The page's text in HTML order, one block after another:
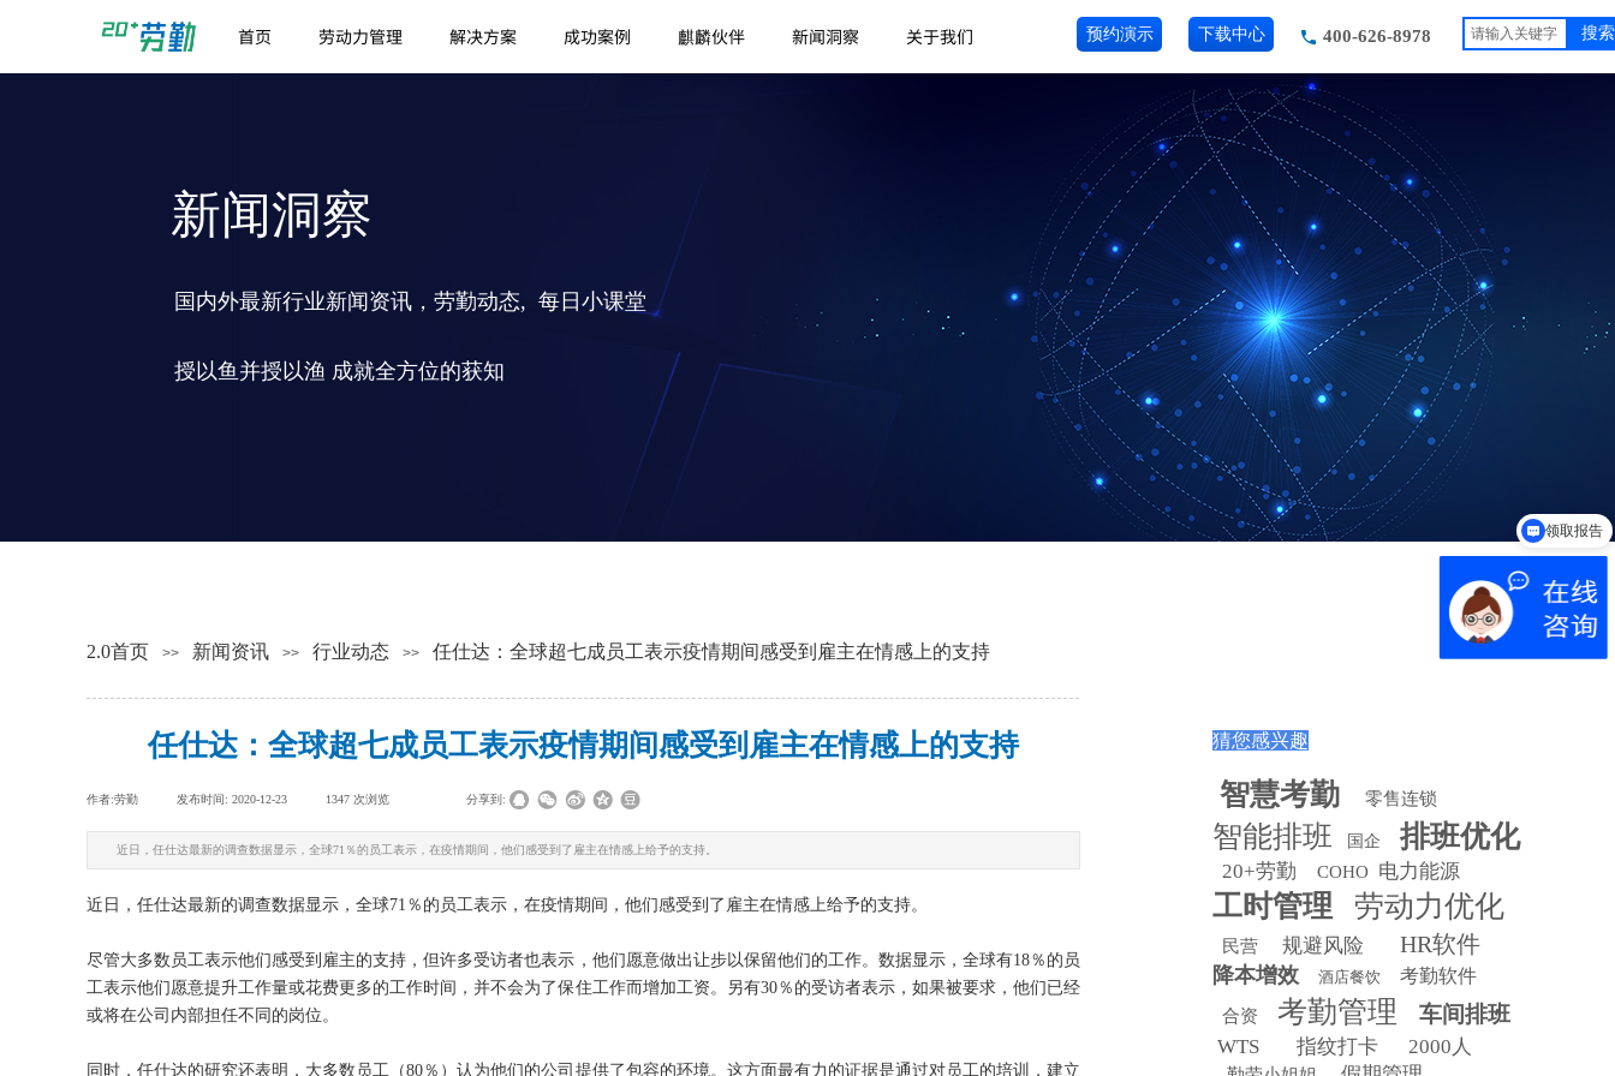
400-626-8978
预约演示 下载中心
首页 劳动力管理 解决方案 成功案例 麒麟伙伴 新闻洞察 关于我们 搜索
国内外最新行业新闻资讯，劳勤动态, 每日小课堂
授以鱼并授以渔 成就全方位的获知
新闻洞察
2.0首页 >> 新闻资讯 >> 行业动态 >> 任仕达：全球超七成员工表示疫情期间感受到雇主在情感上的支持
任仕达：全球超七成员工表示疫情期间感受到雇主在情感上的支持
作者:劳勤 发布时间: 2020-12-23 1347 次浏览 分享到:
近日，任仕达最新的调查数据显示，全球71％的员工表示，在疫情期间，他们感受到了雇主在情感上给予的支持。
近日，任仕达最新的调查数据显示，全球71 ％的员工表示，在疫情期间，他们感受到了雇主在情感上给予的支持。
尽管大多数员工表示他们感受到雇主的支持，但许多受访者也表示，他们愿意做出让步以保留他们的工作。数据显示，全球有18％的员
工表示他们愿意提升工作量或花费更多的工作时间，并不会为了保住工作而增加工资。另有30％的受访者表示，如果被要求，他们已经
或将在公司内部担任不同的岗位。
同时，任仕达的研究还表明，大多数员工（80％）认为他们的公司提供了包容的环境。这方面最有力的证据是通过对员工的培训，建立
猜您感兴趣
智慧考勤 零售连锁
智能排班 国企 排班优化
20+劳勤 COHO 电力能源
工时管理 劳动力优化
民营 规避风险 HR软件
降本增效 酒店餐饮 考勤软件
合资 考勤管理 车间排班
WTS 指纹打卡 2000人
领取报告